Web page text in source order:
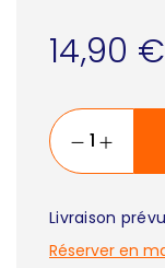
14,90 €
Livraison
Réserver en